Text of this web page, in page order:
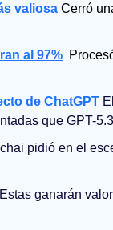
valiosa Cerró
al 97%
de ChatGPT
que GPT-
pidió en el
Estas ganarán